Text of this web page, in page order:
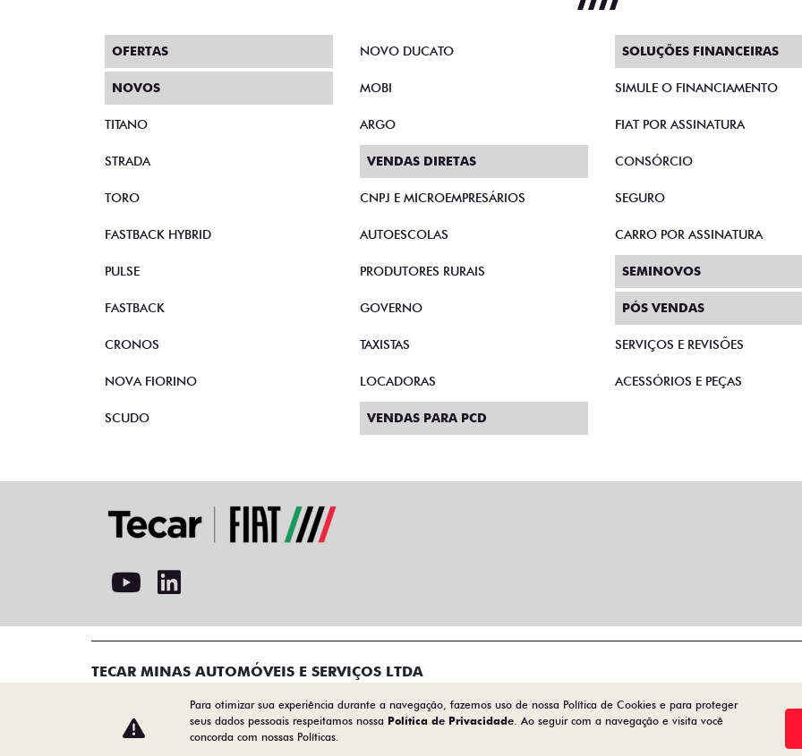
OFERTAS
NOVOS
TITANO
STRADA
TORO
FASTBACK HYBRID
PULSE
FASTBACK
CRONOS
NOVA FIORINO
SCUDO
NOVO DUCATO
MOBI
ARGO
VENDAS DIRETAS
CNPJ E MICROEMPRESÁRIOS
AUTOESCOLAS
PRODUTORES RURAIS
GOVERNO
TAXISTAS
LOCADORAS
VENDAS PARA PCD
SOLUÇÕES FINANCEIRAS
SIMULE O FINANCIAMENTO
FIAT POR ASSINATURA
CONSÓRCIO
SEGURO
CARRO POR ASSINATURA
SEMINOVOS
PÓS VENDAS
SERVIÇOS E REVISÕES
ACESSÓRIOS E PEÇAS
TECAR MINAS AUTOMÓVEIS E SERVIÇOS LTDA
Para otimizar sua experiência durante a navegação, fazemos uso de nossa Política de Cookies e para proteger
seus dados pessoais respeitamos nossa Política de Privacidade. Ao seguir com a navegação e visita você
concorda com nossas Políticas.